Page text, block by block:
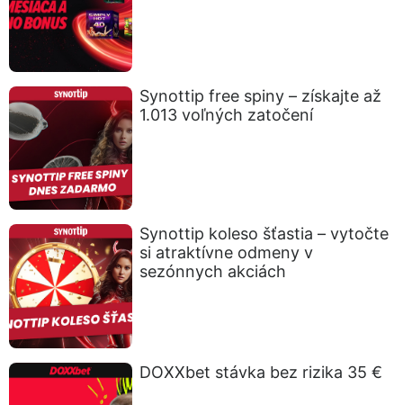
Synottip free spiny – získajte až
1.013 voľných zatočení
Synottip koleso šťastia – vytočte
si atraktívne odmeny v
sezónnych akciách
DOXXbet stávka bez rizika 35 €